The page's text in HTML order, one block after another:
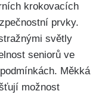
krokovacích
prvky.
světly
seniorů ve
Měkká
možnost